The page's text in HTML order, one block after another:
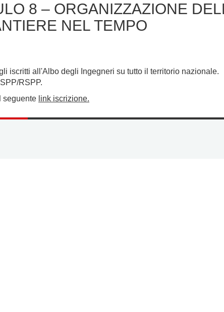
8 – ORGANIZZAZIONE
NEL TEMPO
iscritti all'Albo degli Ingegneri su tutto il territorio nazionale.
RSPP.
seguente link iscrizione.